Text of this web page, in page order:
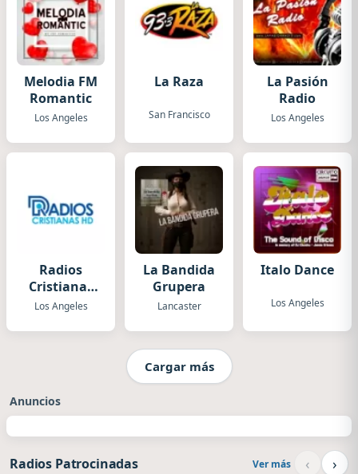
Melodia FM
Romantic
Los Angeles
La Raza
San Francisco
La Pasión
Radio
Los Angeles
Radios
Cristianas
HD
Los Angeles
La Bandida
Grupera
Lancaster
Italo Dance
Los Angeles
Cargar más
Anuncios
Radios Patrocinadas Ver más ‹ ›